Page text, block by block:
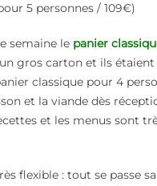
5 personnes / 109€)
semaine le panier
gros carton et ils
classique pour 4
et la viande dès
et les menus sont
flexible : tout se passe